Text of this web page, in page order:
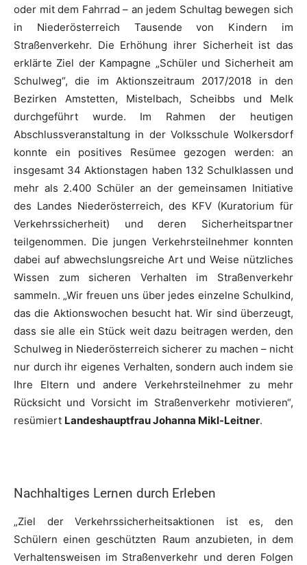
oder mit dem Fahrrad – an jedem Schultag bewegen sich
in Niederösterreich Tausende von Kindern im
Straßenverkehr. Die Erhöhung ihrer Sicherheit ist das
erklärte Ziel der Kampagne „Schüler und Sicherheit am
Schulweg“, die im Aktionszeitraum 2017/2018 in den
Bezirken Amstetten, Mistelbach, Scheibbs und Melk
durchgeführt wurde. Im Rahmen der heutigen
Abschlussveranstaltung in der Volksschule Wolkersdorf
konnte ein positives Resümee gezogen werden: an
insgesamt 34 Aktionstagen haben 132 Schulklassen und
mehr als 2.400 Schüler an der gemeinsamen Initiative
des Landes Niederösterreich, des KFV (Kuratorium für
Verkehrssicherheit) und deren Sicherheitspartner
teilgenommen. Die jungen Verkehrsteilnehmer konnten
dabei auf abwechslungsreiche Art und Weise nützliches
Wissen zum sicheren Verhalten im Straßenverkehr
sammeln. „Wir freuen uns über jedes einzelne Schulkind,
das die Aktionswochen besucht hat. Wir sind überzeugt,
dass sie alle ein Stück weit dazu beitragen werden, den
Schulweg in Niederösterreich sicherer zu machen – nicht
nur durch ihr eigenes Verhalten, sondern auch indem sie
Ihre Eltern und andere Verkehrsteilnehmer zu mehr
Rücksicht und Vorsicht im Straßenverkehr motivieren“,
resümiert Landeshauptfrau Johanna Mikl-Leitner.
Nachhaltiges Lernen durch Erleben
„Ziel der Verkehrssicherheitsaktionen ist es, den
Schülern einen geschützten Raum anzubieten, in dem
Verhaltensweisen im Straßenverkehr und deren Folgen